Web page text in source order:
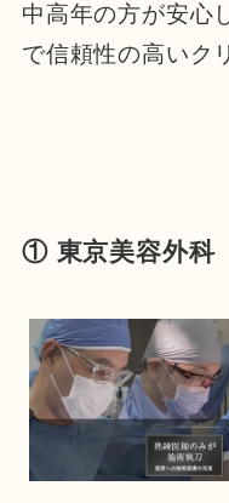
中高年の方が安心
で信頼性の高いク
① 東京美容外科